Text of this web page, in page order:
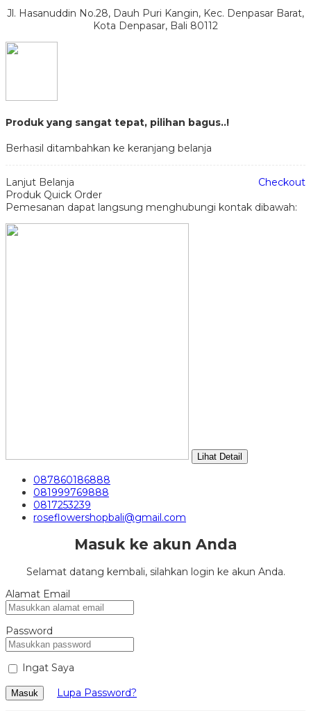
Jl. Hasanuddin No.28, Dauh Puri Kangin, Kec. Denpasar Barat,
Kota Denpasar, Bali 80112
Produk yang sangat tepat, pilihan bagus..!
Berhasil ditambahkan ke keranjang belanja
Lanjut Belanja
Checkout
Produk Quick Order
Pemesanan dapat langsung menghubungi kontak dibawah:
Lihat Detail
087860186888
081999769888
0817253239
roseflowershopbali@gmail.com
Masuk ke akun Anda
Selamat datang kembali, silahkan login ke akun Anda.
Alamat Email
Password
Ingat Saya
Masuk Lupa Password?